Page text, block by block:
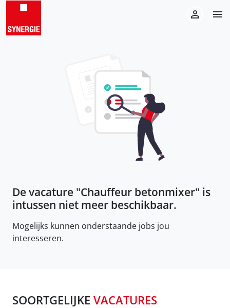
De vacature "Chauffeur betonmixer" is
intussen niet meer beschikbaar.
Mogelijks kunnen onderstaande jobs jou
interesseren.
SOORTGELIJKE VACATURES